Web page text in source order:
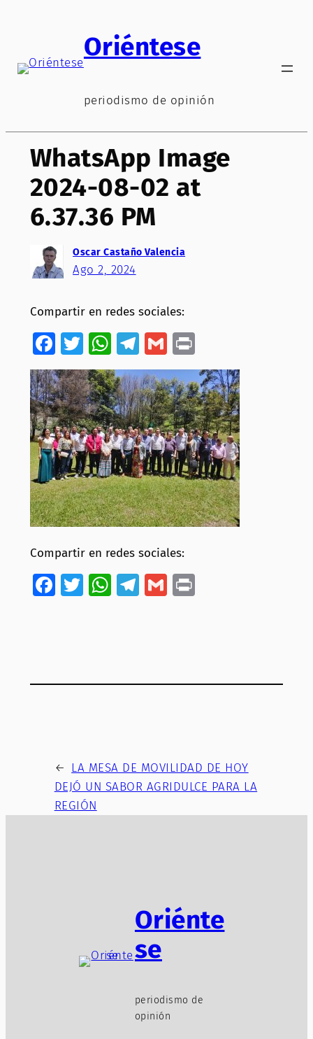
Oriéntese
periodismo de opinión
WhatsApp Image
2024-08-02 at
6.37.36 PM
Oscar Castaño Valencia
Ago 2, 2024
Compartir en redes sociales:
Facebook
Twitter
WhatsApp
Telegram
GmailPrint
Compartir en redes sociales:
Facebook
Twitter
WhatsApp
Telegram
GmailPrint
← LA MESA DE MOVILIDAD DE HOY
DEJÓ UN SABOR AGRIDULCE PARA LA
REGIÓN
Oriénte
se
periodismo de
opinión